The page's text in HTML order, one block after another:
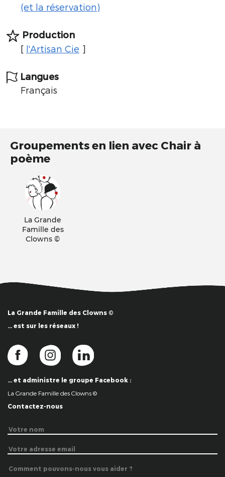
(et la réservation)
Production
[ l'Artisan Cie ]
Langues
Français
Groupements en lien avec Chair à
poème
La Grande
Famille des
Clowns ©
La Grande Famille des Clowns ©
… est sur les réseaux !
… et administre le groupe Facebook :
La Grande Famille des Clowns ©
Contactez-nous